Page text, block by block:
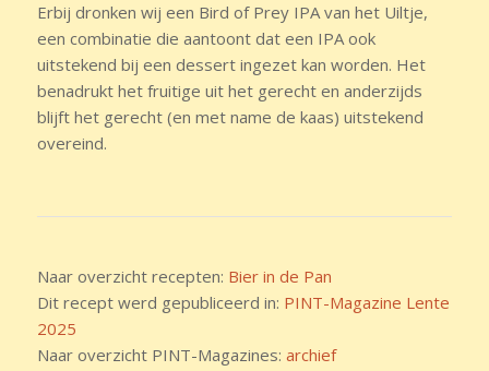
Erbij dronken wij een Bird of Prey IPA van het Uiltje,
een combinatie die aantoont dat een IPA ook
uitstekend bij een dessert ingezet kan worden. Het
benadrukt het fruitige uit het gerecht en anderzijds
blijft het gerecht (en met name de kaas) uitstekend
overeind.
Naar overzicht recepten: Bier in de Pan
Dit recept werd gepubliceerd in: PINT-Magazine Lente
2025
Naar overzicht PINT-Magazines: archief